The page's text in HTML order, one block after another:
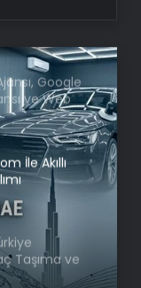
İle Akıllı
Taşıma ve
Hızlı ve
Almanın